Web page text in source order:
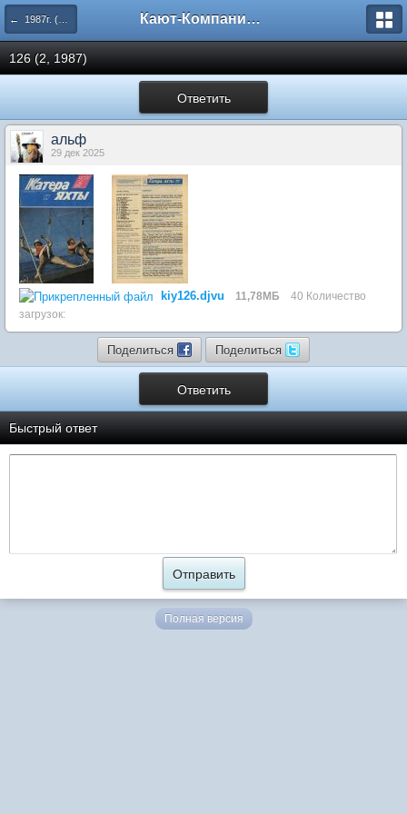
← 1987г. (125-130 номера) Кают-Компания "Катера и Яхты"
126 (2, 1987)
Ответить
альф
29 дек 2025
kiy126.djvu 11,78МБ
40 Количество
загрузок:
Поделиться Поделиться
Ответить
Быстрый ответ
Полная версия